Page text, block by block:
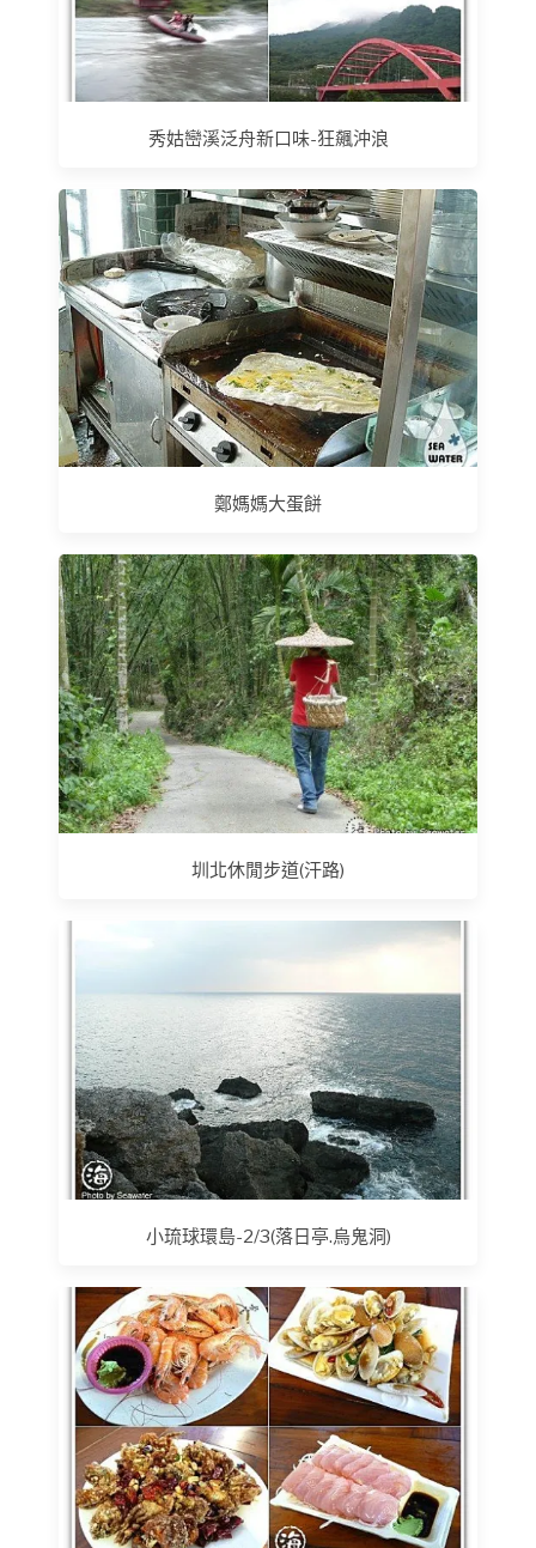
秀姑巒溪泛舟新口味-狂飆沖浪
鄭媽媽大蛋餅
圳北休閒步道(汗路)
小琉球環島-2/3(落日亭.烏鬼洞)